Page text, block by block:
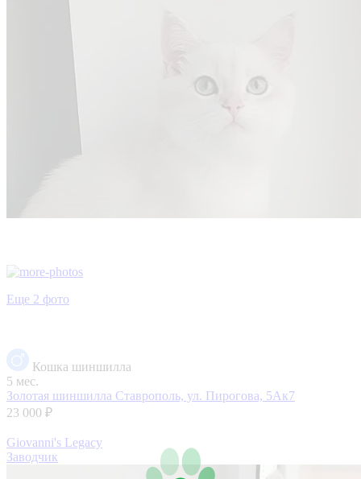
Еще 2 фото
Кошка шиншилла
5 мес.
Золотая шиншилла Ставрополь, ул. Пирогова, 5Ак7
23 000 ₽
Giovanni's Legacy
Заводчик